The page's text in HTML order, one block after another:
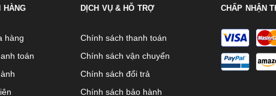
HÀNG
hàng
toán
DỊCH VỤ & HỖ TRỢ
Chính sách thanh toán
Chính sách vận chuyển
Chính sách đổi trả
Chính sách bảo hành
CHẤP NHẬN